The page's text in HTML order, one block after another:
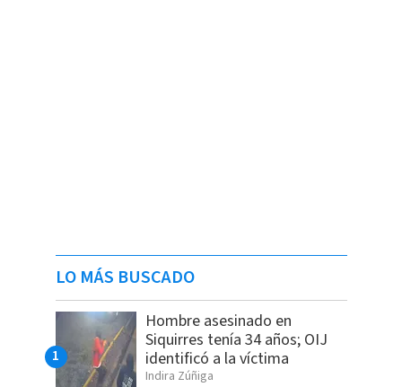
LO MÁS BUSCADO
Hombre asesinado en
Siquirres tenía 34 años; OIJ
identificó a la víctima
Indira Zúñiga